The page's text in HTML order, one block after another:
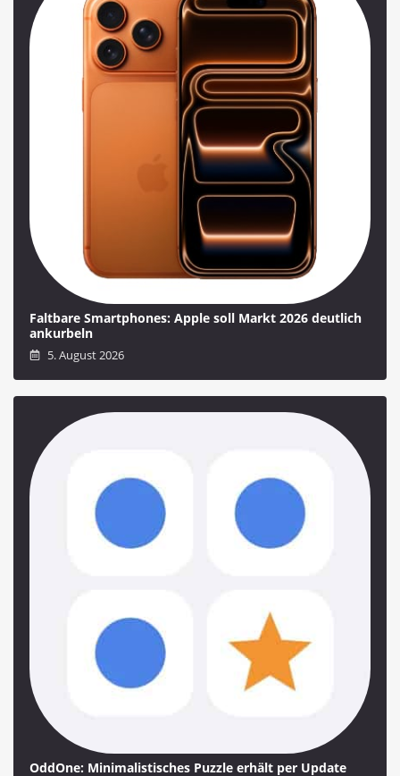
Faltbare Smartphones: Apple soll Markt 2026 deutlich
ankurbeln
5. August 2026
OddOne: Minimalistisches Puzzle erhält per Update